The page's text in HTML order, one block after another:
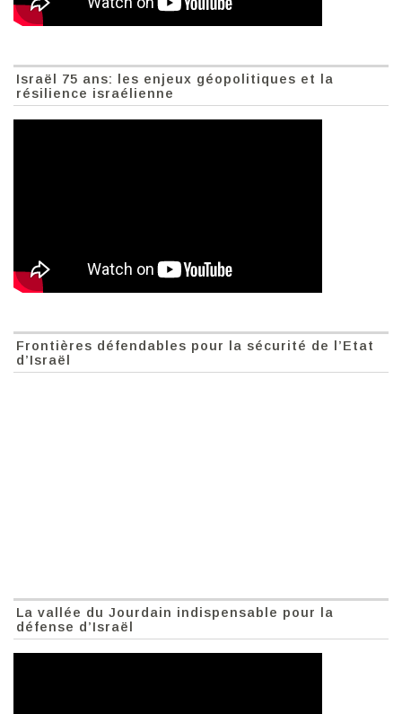
Israël 75 ans: les enjeux géopolitiques et la
résilience israélienne
Frontières défendables pour la sécurité de l’Etat
d’Israël
La vallée du Jourdain indispensable pour la
défense d’Israël